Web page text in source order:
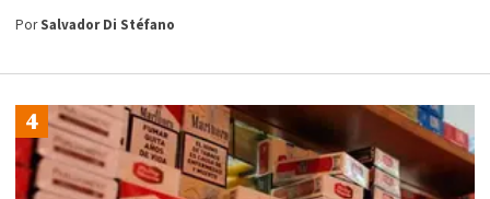
PorSalvador Di Stéfano